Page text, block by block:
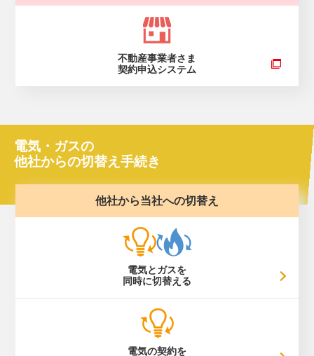
不動産事業者さま
契約申込システム
電気・ガスの
他社からの切替え手続き
他社から当社への切替え
電気とガスを
同時に切替える
電気の契約を